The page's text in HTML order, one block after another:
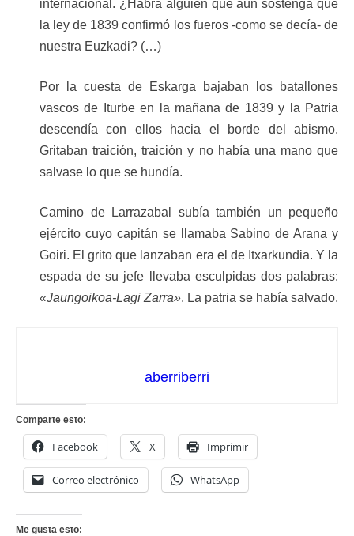
internacional. ¿Habrá alguien que aún sostenga que
la ley de 1839 confirmó los fueros -como se decía- de
nuestra Euzkadi? (…)
Por la cuesta de Eskarga bajaban los batallones
vascos de Iturbe en la mañana de 1839 y la Patria
descendía con ellos hacia el borde del abismo.
Gritaban traición, traición y no había una mano que
salvase lo que se hundía.
Camino de Larrazabal subía también un pequeño
ejército cuyo capitán se llamaba Sabino de Arana y
Goiri. El grito que lanzaban era el de Itxarkundia. Y la
espada de su jefe llevaba esculpidas dos palabras:
«Jaungoikoa-Lagi Zarra». La patria se había salvado.
aberriberri
Comparte esto:
Facebook X Imprimir
Correo electrónico WhatsApp
Me gusta esto: